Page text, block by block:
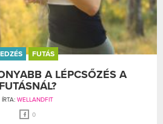
EDZÉS FUTÁS
A LÉPCSŐZÉS A
FUTÁSNÁL?
ÍRTA: WELLANDFIT
0